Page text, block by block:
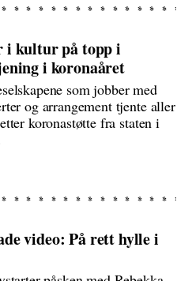
i kultur på topp i
i koronaåret
som jobber med
og arrangement tjente aller
koronastøtte fra staten i
video: På rett hylle i